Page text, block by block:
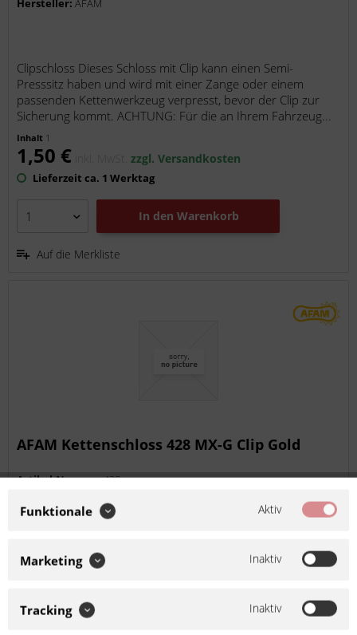
Hersteller:AFAM
Clipschloss Dieses Schloss mit Clip kann einen Semi-
Presssitz haben und wird mit einer Zange oder einem
passenden Kettenwerkzeug verpresst, bevor der Clip zur
Sicherung kommt. ACHTUNG: Für die an Ihrem Fahrzeug...
Inhalt 1
1,50 € inkl. MwSt.zzgl. Versandkosten
Lieferzeit ca. 1 Werktag
In den Warenkorb
Auf die Merkliste
AFAM Kettenschloss 428 MX-G Clip Gold
Artikel-Nr.:aarsa428mx.g
Clipschloss Dieses Schloss mit Clip kann einen Semi-
Sicherung kommt. ACHTUNG: Für die an Ihrem Fahrzeug...
Funktionale Aktiv
Marketing Inaktiv
Tracking Inaktiv